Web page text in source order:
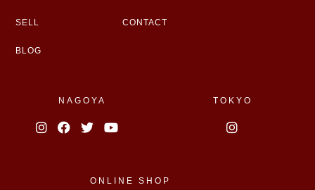
SELL CONTACT
BLOG
NAGOYA TOKYO
ONLINE SHOP